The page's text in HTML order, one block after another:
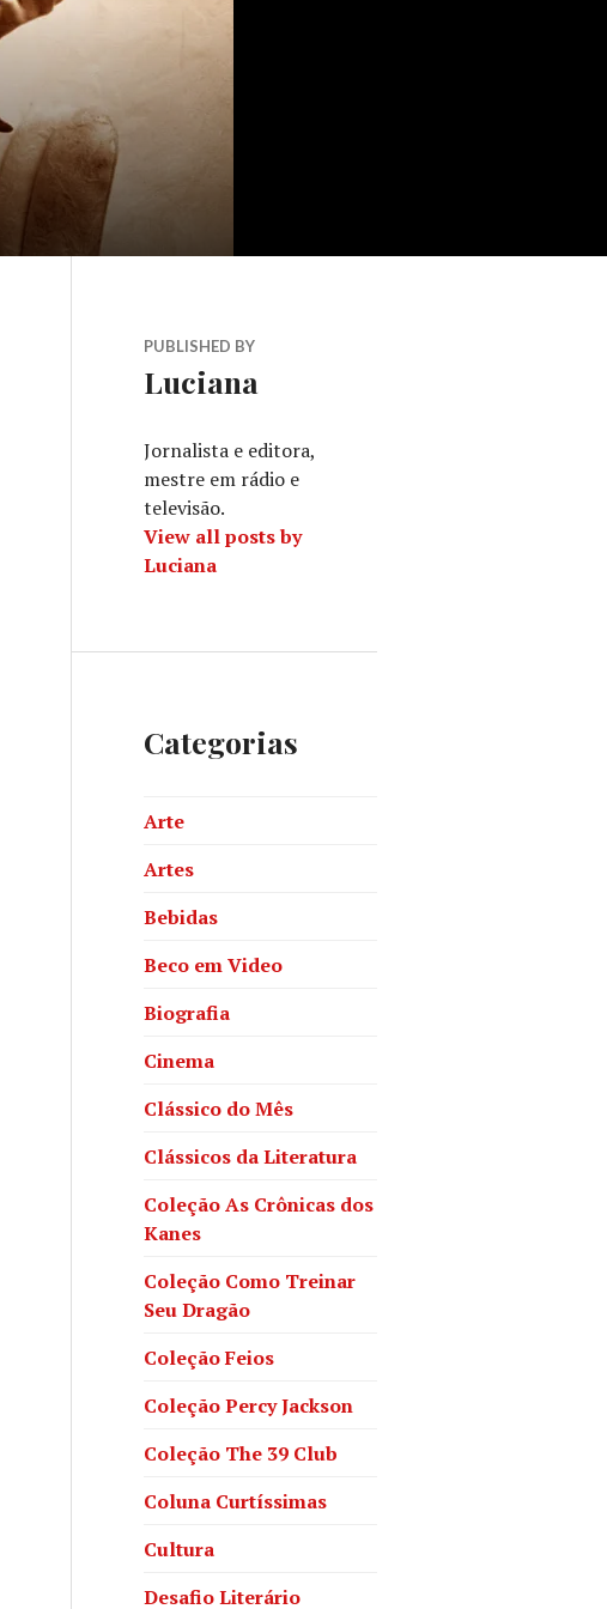
PUBLISHED BY
Luciana
Jornalista e editora,
mestre em rádio e
televisão.
View all posts by
Luciana
Categorias
Arte
Artes
Bebidas
Beco em Video
Biografia
Cinema
Clássico do Mês
Clássicos da Literatura
Coleção As Crônicas dos
Kanes
Coleção Como Treinar
Seu Dragão
Coleção Feios
Coleção Percy Jackson
Coleção The 39 Club
Coluna Curtíssimas
Cultura
Desafio Literário